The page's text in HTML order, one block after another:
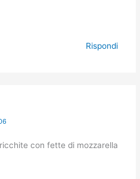
Rispondi
con fette di mozzarella